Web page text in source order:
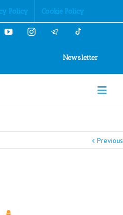
Policy Cookie Policy
YouTubeInstagram
Newsletter
Previous
Cookies Policy